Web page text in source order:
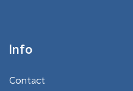
Info
Contact